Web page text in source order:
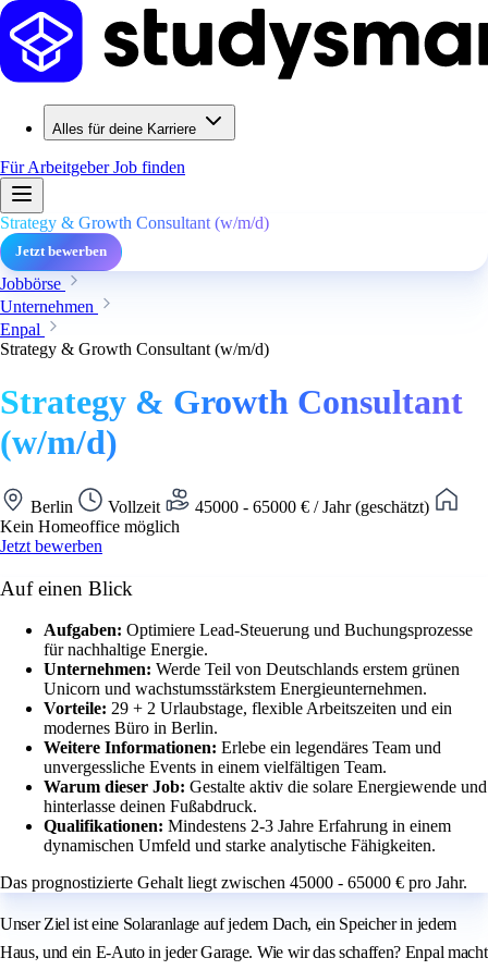
Alles für deine Karriere
Für ArbeitgeberJob finden
Strategy & Growth Consultant (w/m/d)
Jetzt bewerben
Jobbörse
Unternehmen
Enpal
Strategy & Growth Consultant (w/m/d)
Strategy & Growth Consultant
(w/m/d)
Berlin Vollzeit
45000 - 65000 € / Jahr (geschätzt)
Kein Homeoffice möglich
Jetzt bewerben
Auf einen Blick
Aufgaben: Optimiere Lead-Steuerung und Buchungsprozesse
für nachhaltige Energie.
Unternehmen: Werde Teil von Deutschlands erstem grünen
Unicorn und wachstumsstärkstem Energieunternehmen.
Vorteile: 29 + 2 Urlaubstage, flexible Arbeitszeiten und ein
modernes Büro in Berlin.
Weitere Informationen: Erlebe ein legendäres Team und
unvergessliche Events in einem vielfältigen Team.
Warum dieser Job: Gestalte aktiv die solare Energiewende und
hinterlasse deinen Fußabdruck.
Qualifikationen: Mindestens 2-3 Jahre Erfahrung in einem
dynamischen Umfeld und starke analytische Fähigkeiten.
Das prognostizierte Gehalt liegt zwischen 45000 - 65000 € pro Jahr.
Unser Ziel ist eine Solaranlage auf jedem Dach, ein Speicher in jedem
Haus, und ein E‑Auto in jeder Garage. Wie wir das schaffen? Enpal macht